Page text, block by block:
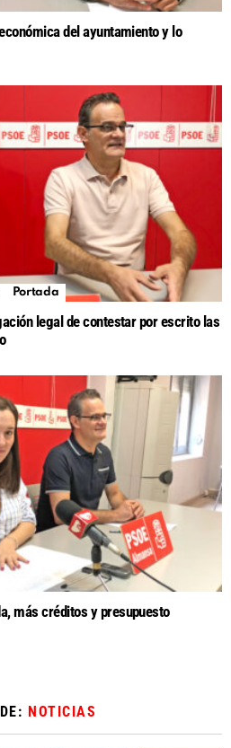
del ayuntamiento y lo
Portada
legal de contestar por escrito las
más créditos y presupuesto
NOTICIAS